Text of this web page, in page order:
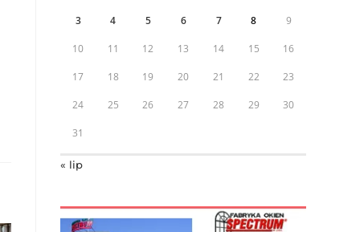
3 4 5 6 7 8 9
10 11 12 13 14 15 16
17 18 19 20 21 22 23
24 25 26 27 28 29 30
31
« lip